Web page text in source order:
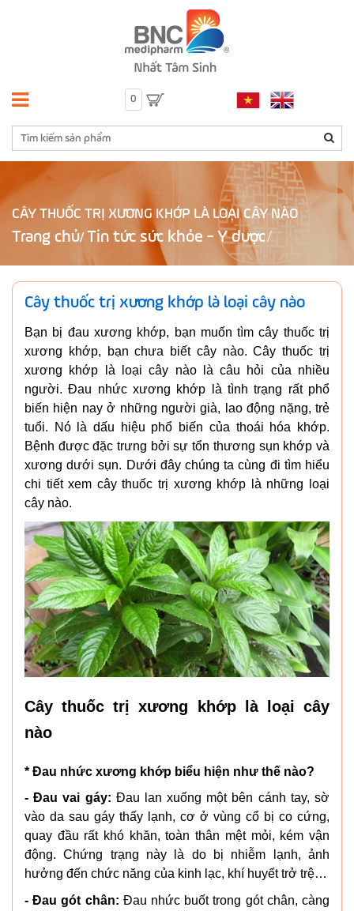
0
CÂY THUỐC TRỊ XƯƠNG KHỚP LÀ LOẠI CÂY NÀO
Trang chủ/ Tin tức sức khỏe - Y dược
Cây thuốc trị xương khớp là loại cây nào
Bạn bị đau xương khớp, bạn muốn tìm cây thuốc trị
xương khớp, bạn chưa biết cây nào. Cây thuốc trị
xương khớp là loại cây nào là câu hỏi của nhiều
người. Đau nhức xương khớp là tình trạng rất phổ
biến hiện nay ở những người già, lao động nặng, trẻ
tuổi. Nó là dấu hiệu phổ biến của thoái hóa khớp.
Bệnh được đặc trưng bởi sự tổn thương sụn khớp và
xương dưới sụn. Dưới đây chúng ta cùng đi tìm hiểu
chi tiết xem cây thuốc trị xương khớp là những loại
cây nào.
Cây thuốc trị xương khớp là loại cây
nào
* Đau nhức xương khớp biểu hiện như thế nào?
- Đau vai gáy: Đau lan xuống một bên cánh tay, sờ
vào da sau gáy thấy lạnh, cơ ở vùng cổ bị co cứng,
quay đầu rất khó khăn, toàn thân mệt mỏi, kém vận
động. Chứng trạng này là do bị nhiễm lạnh, ảnh
hưởng đến chức năng của kinh lạc, khí huyết trở trệ…
- Đau gót chân: Đau nhức buốt trong gót chân, càng